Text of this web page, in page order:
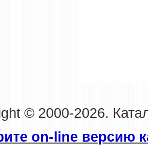
© 2000-2026.
on-line версию